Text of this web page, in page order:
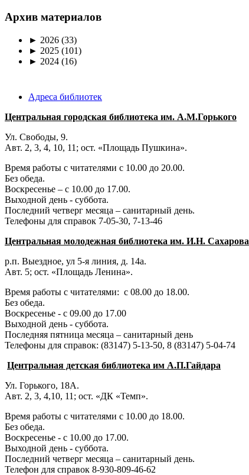
Архив материалов
► 2026 (33)
► 2025 (101)
► 2024 (16)
Адреса библиотек
Центральная городская библиотека им. А.М.Горького
Ул. Свободы, 9.
Авт. 2, 3, 4, 10, 11; ост. «Площадь Пушкина».
Время работы с читателями с 10.00 до 20.00.
Без обеда.
Воскресенье – с 10.00 до 17.00.
Выходной день - суббота.
Последний четверг месяца – санитарный день.
Телефоны для справок 7-05-30, 7-13-46
Центральная молодежная библиотека им. И.Н. Сахарова
р.п. Выездное, ул 5-я линия, д. 14а.
Авт. 5; ост. «Площадь Ленина».
Время работы с читателями: с 08.00 до 18.00.
Без обеда.
Воскресенье - с 09.00 до 17.00
Выходной день - суббота.
Последняя пятница месяца – санитарный день
Телефоны для справок: (83147) 5-13-50, 8 (83147) 5-04-74
Центральная детская библиотека им А.П.Гайдара
Ул. Горького, 18А.
Авт. 2, 3, 4,10, 11; ост. «ДК «Темп».
Время работы с читателями с 10.00 до 18.00.
Без обеда.
Воскресенье - с 10.00 до 17.00.
Выходной день - суббота.
Последний четверг месяца – санитарный день.
Телефон для справок 8-930-809-46-62